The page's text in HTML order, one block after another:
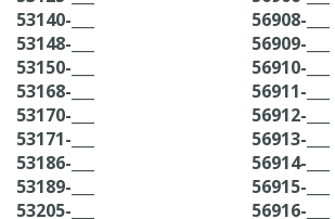
53140-___
53148-___
53150-___
53168-___
53170-___
53171-___
53186-___
53189-___
53205-___
56908-___
56909-___
56910-___
56911-___
56912-___
56913-___
56914-___
56915-___
56916-___